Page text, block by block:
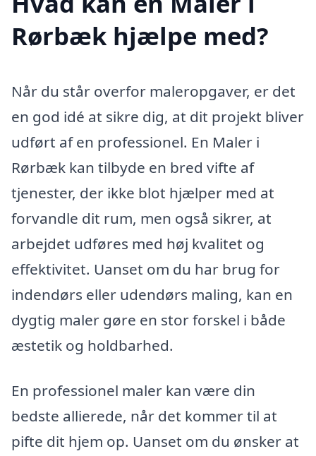
Rørbæk hjælpe med?
Når du står overfor maleropgaver, er det
en god idé at sikre dig, at dit projekt bliver
udført af en professionel. En Maler i
Rørbæk kan tilbyde en bred vifte af
tjenester, der ikke blot hjælper med at
forvandle dit rum, men også sikrer, at
arbejdet udføres med høj kvalitet og
effektivitet. Uanset om du har brug for
indendørs eller udendørs maling, kan en
dygtig maler gøre en stor forskel i både
æstetik og holdbarhed.
En professionel maler kan være din
bedste allierede, når det kommer til at
pifte dit hjem op. Uanset om du ønsker at